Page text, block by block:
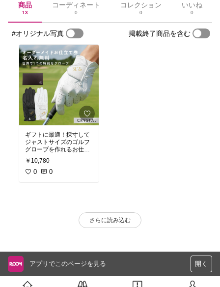
商品
13
コーディネート
0
コレクション
0
いいね
0
#オリジナル写真 掲載終了商品を含む
ギフトに最適！採寸して
ジャストサイズのゴルフ
グローブを作れるお仕立
て券。
￥10,780
0 0
さらに読み込む
アプリでこのページを見る 開く